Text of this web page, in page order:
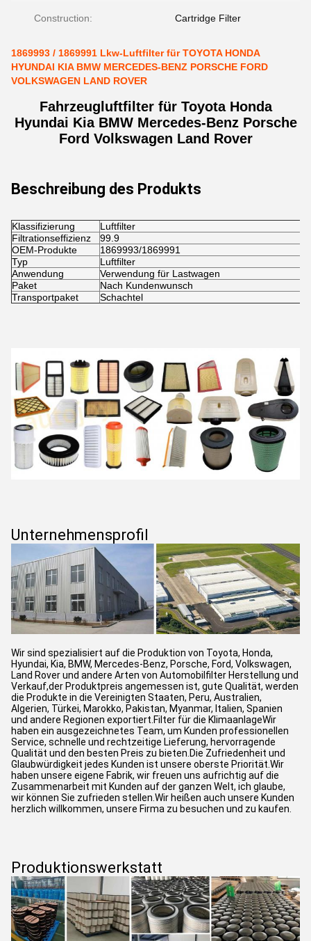
Construction: Cartridge Filter
1869993 / 1869991 Lkw-Luftfilter für TOYOTA HONDA
HYUNDAI KIA BMW MERCEDES-BENZ PORSCHE FORD
VOLKSWAGEN LAND ROVER
Fahrzeugluftfilter für Toyota Honda
Hyundai Kia BMW Mercedes-Benz Porsche
Ford Volkswagen Land Rover
Beschreibung des Produkts
Klassifizierung
Luftfilter
Filtrationseffizienz
99.9
OEM-Produkte
1869993/1869991
Typ
Luftfilter
Anwendung
Verwendung für Lastwagen
Paket
Nach Kundenwunsch
Transportpaket
Schachtel
Unternehmensprofil
Wir sind spezialisiert auf die Produktion von Toyota, Honda,
Hyundai, Kia, BMW, Mercedes-Benz, Porsche, Ford, Volkswagen,
Land Rover und andere Arten von Automobilfilter Herstellung und
Verkauf,der Produktpreis angemessen ist, gute Qualität, werden
die Produkte in die Vereinigten Staaten, Peru, Australien,
Algerien, Türkei, Marokko, Pakistan, Myanmar, Italien, Spanien
und andere Regionen exportiert.Filter für die KlimaanlageWir
haben ein ausgezeichnetes Team, um Kunden professionellen
Service, schnelle und rechtzeitige Lieferung, hervorragende
Qualität und den besten Preis zu bieten.Die Zufriedenheit und
Glaubwürdigkeit jedes Kunden ist unsere oberste Priorität.Wir
haben unsere eigene Fabrik, wir freuen uns aufrichtig auf die
Zusammenarbeit mit Kunden auf der ganzen Welt, ich glaube,
wir können Sie zufrieden stellen.Wir heißen auch unsere Kunden
herzlich willkommen, unsere Firma zu besuchen und zu kaufen.
Produktionswerkstatt